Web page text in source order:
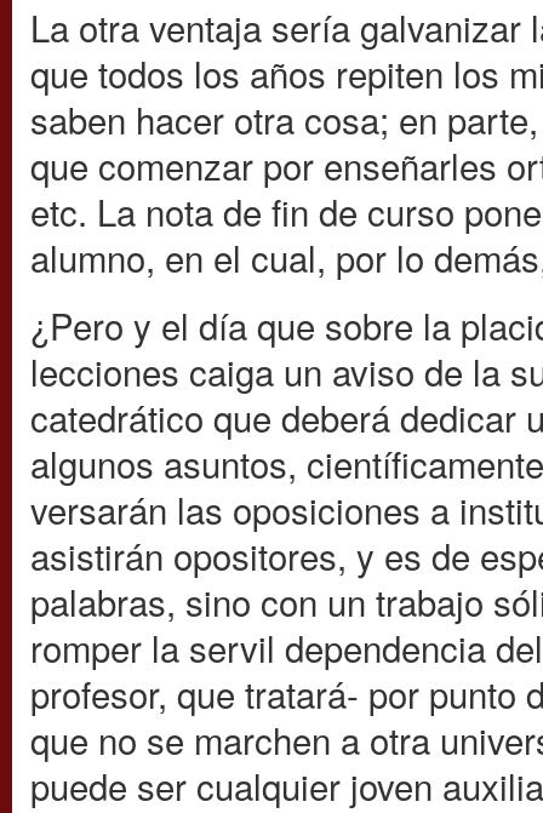
La otra ventaja sería
que todos los años repiten los
saben hacer otra cosa; en
que comenzar por enseñarles
etc. La nota de fin de curso
alumno, en el cual, por lo
¿Pero y el día que sobre la
lecciones caiga un aviso de la
catedrático que deberá dedicar
algunos asuntos,
versarán las oposiciones a
asistirán opositores, y es de
palabras, sino con un trabajo
romper la servil dependencia
profesor, que tratará- por punto
que no se marchen a otra
puede ser cualquier joven